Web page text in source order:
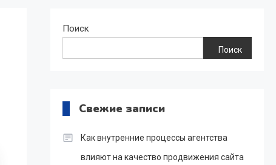
Поиск
Поиск
Свежие записи
Как внутренние процессы агентства
влияют на качество продвижения сайта